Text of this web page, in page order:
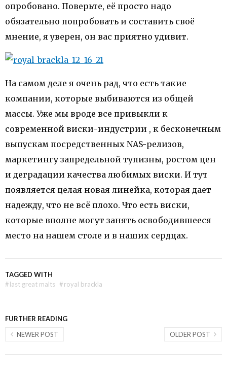
опробовано. Поверьте, её просто надо
обязательно попробовать и составить своё
мнение, я уверен, он вас приятно удивит.
На самом деле я очень рад, что есть такие
компании, которые выбиваются из общей
массы. Уже мы вроде все привыкли к
современной виски-индустрии , к бесконечным
выпускам посредственных NAS-релизов,
маркетингу запредельной тупизны, ростом цен
и деградации качества любимых виски. И тут
появляется целая новая линейка, которая дает
надежду, что не всё плохо. Что есть виски,
которые вполне могут занять освободившееся
место на нашем столе и в наших сердцах.
TAGGED WITH
#last great malts #royal brackla
FURTHER READING
OLDER POST
NEWER POST